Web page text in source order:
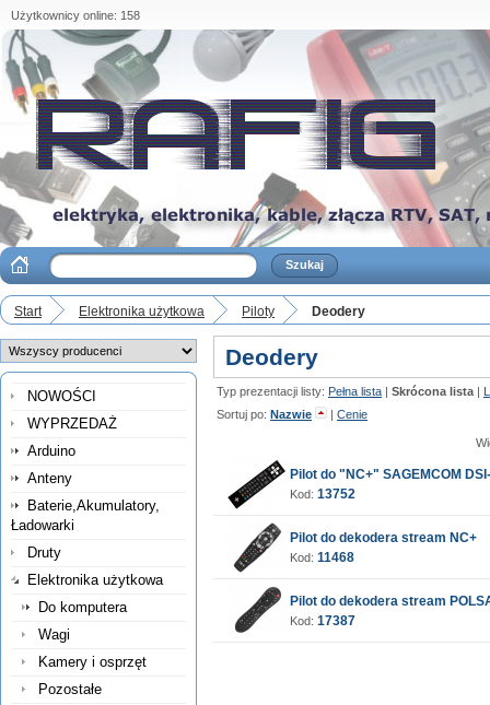
Użytkownicy online: 158
Start Elektronika użytkowa Piloty Deodery
NOWOŚCI
WYPRZEDAŻ
Arduino
Anteny
Baterie,Akumulatory,
Ładowarki
Druty
Elektronika użytkowa
Do komputera
Wagi
Kamery i osprzęt
Pozostałe
Deodery
Typ prezentacji listy: Pełna lista | Skrócona lista |
Sortuj po: Nazwie | Cenie
Pilot do "NC+" SAGEMCOM
Kod: 13752
Pilot do dekodera stream NC+
Kod: 11468
Pilot do dekodera stream
Kod: 17387